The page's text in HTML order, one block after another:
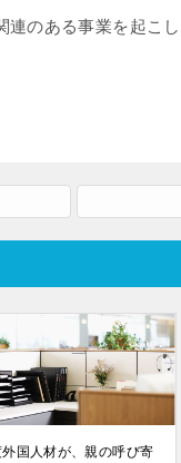
のある事業を起こ
国人材が、親の呼び寄